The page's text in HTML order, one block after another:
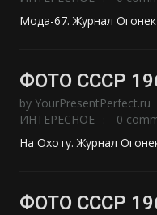
Мода-67. Журнал Огонек
ФОТО СССР
by YourPresentPerfect.ru
ИНТЕРЕСНОЕ
0
На Охоту. Журнал
ФОТО СССР